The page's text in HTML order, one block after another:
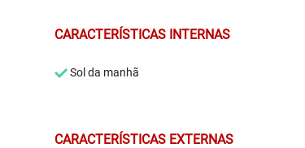
CARACTERÍSTICAS INTERNAS
Sol da manhã
CARACTERÍSTICAS EXTERNAS